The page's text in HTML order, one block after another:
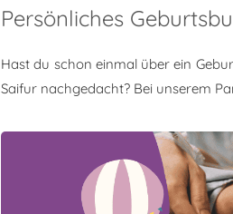
Persönliches
Hast du schon einmal über ein
Saifur nachgedacht? Bei unserem